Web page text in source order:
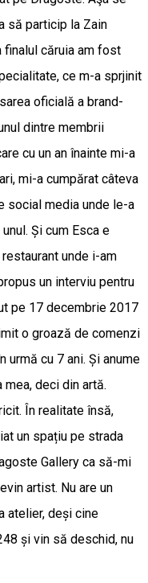
să particip la Zain
finalul căruia am fost
ce m-a sprjinit
oficială a brand-
dintre membrii
cu un an înainte mi-a
mi-a cumpărat câteva
social media unde le-a
Și cum Esca e
unde i-am
un interviu pentru
pe 17 decembrie 2017
o groază de comenzi
cu 7 ani. Și anume
deci din artă.
În realitate însă,
un spațiu pe strada
Gallery ca să-mi
artist. Nu are un
atelier, deși cine
și vin să deschid, nu